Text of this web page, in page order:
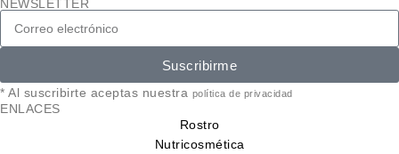
NEWSLETTER
Suscribirme
* Al suscribirte aceptas nuestra política de privacidad
ENLACES
Rostro
Nutricosmética